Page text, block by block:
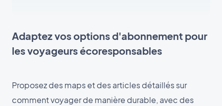
Adaptez vos options d'abonnement pour
les voyageurs écoresponsables
Proposez des maps et des articles détaillés sur
comment voyager de manière durable, avec des